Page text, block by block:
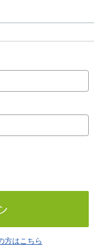
方はこちら